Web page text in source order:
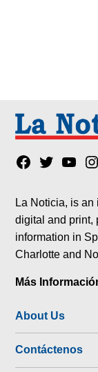
Facebook
Twitter
La Noticia, is
digital and print,
information in
Charlotte and
Más
About Us
Contáctenos